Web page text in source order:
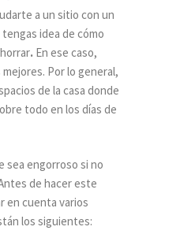
a un sitio con un
idea de cómo
. En ese caso,
Por lo general,
de la casa donde
todo en los días de
sea engorroso si no
de hacer este
en cuenta varios
los siguientes: